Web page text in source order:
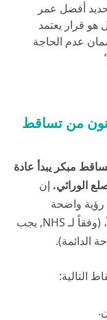
أفضل عمر
قرار يعتمد
عدم الحاجة
من تساقط
مبكر يبدأ عادة
إن
رؤية واضحة
(وفقاً لـNHS, يجب
الدائمة).
التالية: